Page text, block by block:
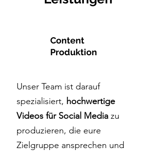
Content
Produktion
Unser Team ist darauf
spezialisiert, hochwertige
Videos für Social Media zu
produzieren, die eure
Zielgruppe ansprechen und